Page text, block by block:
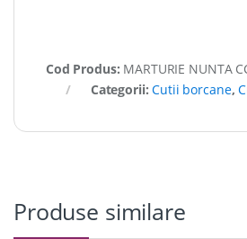
Cod Produs: MARTURIE NUNTA
Categorii:Cutii borcane,
Produse similare